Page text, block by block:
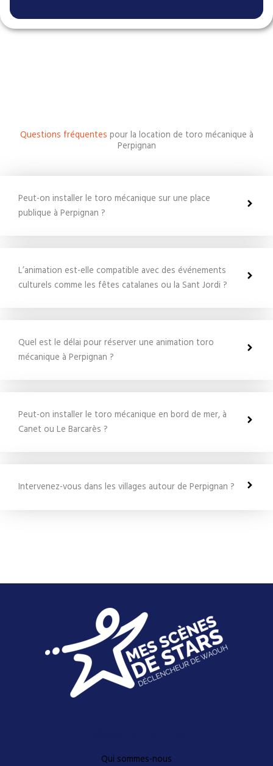
Questions fréquentes pour la location de toro mécanique à
Perpignan
Peut-on installer le toro mécanique sur une place
publique à Perpignan ?
L’animation est-elle compatible avec des événements
culturels comme les fêtes catalanes ou la Sant Jordi ?
Quel est le délai pour réserver une animation toro
mécanique à Perpignan ?
Peut-on installer le toro mécanique en bord de mer, à
Canet ou Le Barcarès ?
Intervenez-vous dans les villages autour de Perpignan ?
Qui sommes-nous